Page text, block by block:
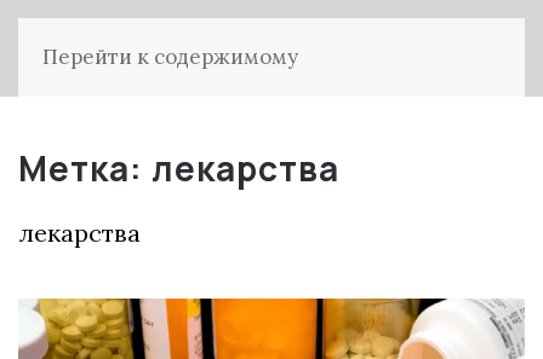
Перейти к содержимому
Метка: лекарства
лекарства